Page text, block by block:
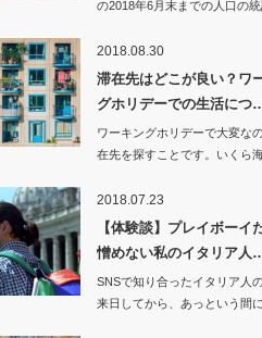
の2018年6月末までの人口の
2018.08.30
滞在先はどこが良い？ワ
グホリデーでの生活につ
ワーキングホリデーで大変な
在先を探すことです。いくら
2018.07.23
【体験談】プレイボーイ
憎めない私のイタリア人
SNSで知り合ったイタリア人
来日してから、あっという間